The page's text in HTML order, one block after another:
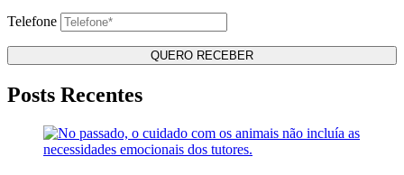
Telefone
Posts Recentes